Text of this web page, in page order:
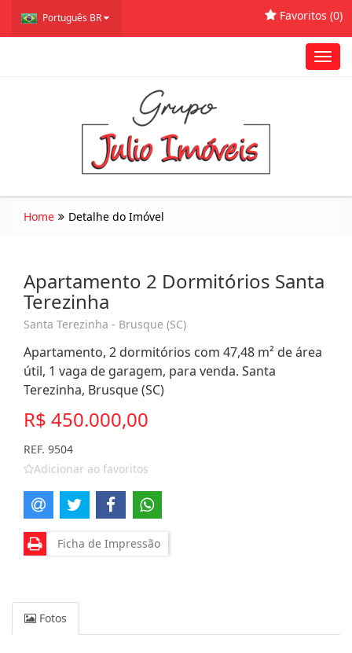
Português BR Favoritos (0)
Home Detalhe do Imóvel
Apartamento 2 Dormitórios Santa
Terezinha
Santa Terezinha - Brusque (SC)
Apartamento, 2 dormitórios com 47,48 m² de área
útil, 1 vaga de garagem, para venda. Santa
Terezinha, Brusque (SC)
R$ 450.000,00
REF. 9504
Adicionar ao favoritos
Ficha de Impressão
Fotos